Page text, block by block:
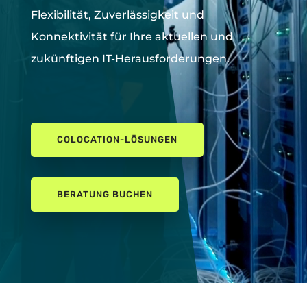
Flexibilität, Zuverlässigkeit und
Konnektivität für Ihre aktuellen und
zukünftigen IT-Herausforderungen.
COLOCATION-LÖSUNGEN
BERATUNG BUCHEN